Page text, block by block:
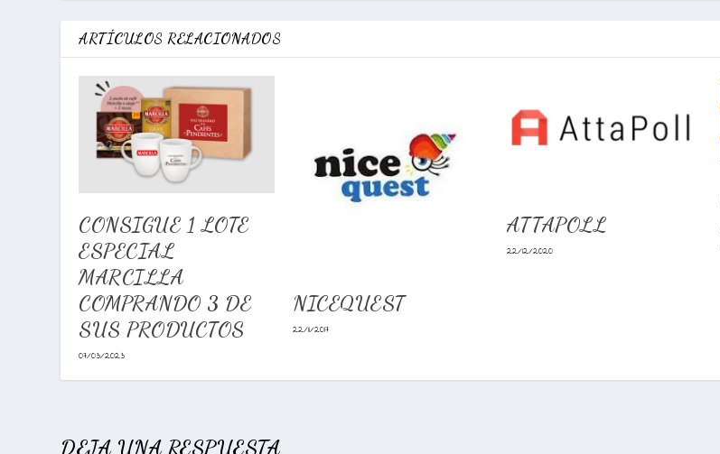
ARTÍCULOS RELACIONADOS
CONSIGUE 1 LOTE
ESPECIAL
MARCILLA
COMPRANDO 3 DE
SUS PRODUCTOS
07/03/2023
NICEQUEST
22/11/2017
ATTAPOLL
22/12/2020
DEJA UNA RESPUESTA